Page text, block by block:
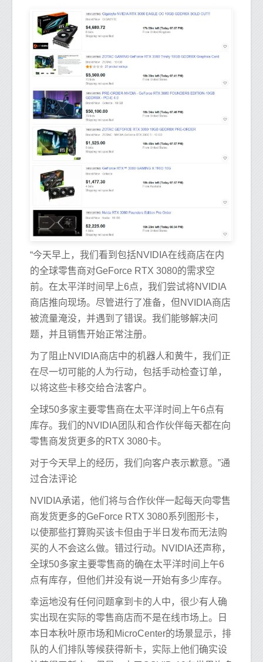
“今天早上，我们看到包括NVIDIA在线商店在内
的全球零售商对GeForce RTX 3080的需求空
前。在太平洋时间早上6点，我们尝试将NVIDIA
商店推向现场。尽管进行了准备，但NVIDIA商店
被流量淹没，并遇到了错误。我们能够解决问
题，并且销售开始正常注册。
为了阻止NVIDIA商店中的机器人和黄牛，我们正
在尽一切可能的人为行动，包括手动检查订单，
以将这些卡移交给合法客户。
全球50多家主要零售商在太平洋时间上午6点有
库存。我们的NVIDIA团队和合作伙伴每天都在向
零售商发货更多的RTX 3080卡。
对于今天早上的经历，我们向客户表示歉意。”通
过合法评论
NVIDIA承诺，他们将与合作伙伴一起每天向零售
商发货更多的GeForce RTX 3080系列图形卡，
以使那些打算购买该卡但由于半日发布而无法购
买的人不会这么做。错过行动。NVIDIA还声称，
全球50多家主要零售商的确在太平洋时间上午6
点有库存，但他们并没有说一开始有多少库存。
幸运地没有任何问题拿到卡的人中，很少有人确
实出现在实际的零售商店而不是在线市场上。日
本日本秋叶原市场和MicroCenter的场景显示，排
队的人们排队等候获得新卡，实际上他们确实设